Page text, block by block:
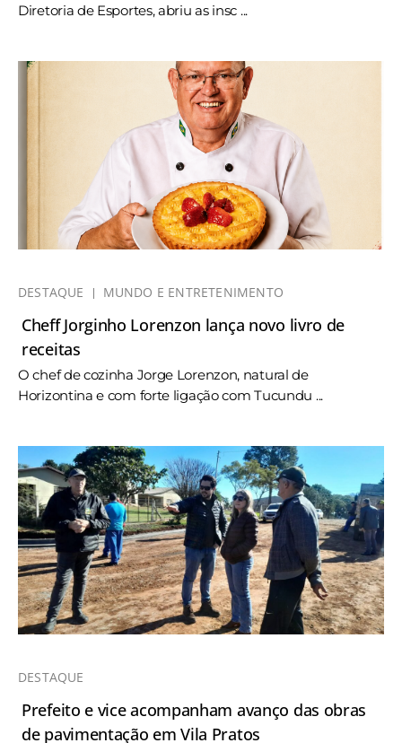
Diretoria de Esportes, abriu as insc ...
DESTAQUE MUNDO E ENTRETENIMENTO
Cheff Jorginho Lorenzon lança novo livro de
receitas
O chef de cozinha Jorge Lorenzon, natural de
Horizontina e com forte ligação com Tucundu ...
DESTAQUE
Prefeito e vice acompanham avanço das obras
de pavimentação em Vila Pratos